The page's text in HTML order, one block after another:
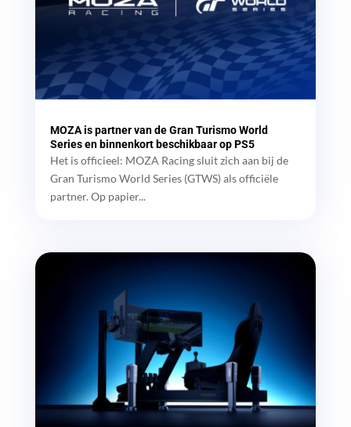
MOZA is partner van de Gran Turismo World
Series en binnenkort beschikbaar op PS5
Het is officieel: MOZA Racing sluit zich aan bij de
Gran Turismo World Series (GTWS) als officiële
partner. Op papier...